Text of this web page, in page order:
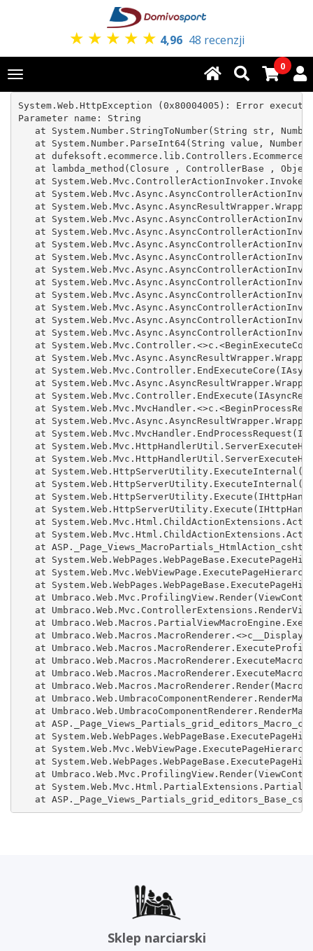
★ ★ ★ ★ ★ 4,96 48 recenzji
Toggle
navigation
0
System.Web.HttpException (0x80004005): Error
Parameter name: String
at System.Number.StringToNumber(String str,
at System.Number.ParseInt64(String value,
at
at lambda_method(Closure , ControllerBase ,
at
at
at
at
at
at
at
at
at
at
at
at
at
at
at
at
at
at
at
at
at
at
at
at
at
at
at
at
at
at
at
at
at
at
at
at
at
at
at
at
at
at
at
at
at
at
at
at
at
at
Sklep narciarski